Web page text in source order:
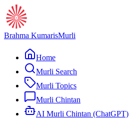
Brahma KumarisMurli
Home
Murli Search
Murli Topics
Murli Chintan
AI Murli Chintan (ChatGPT)